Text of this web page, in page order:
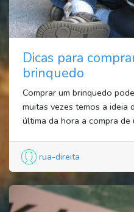
Dicas para
brinquedo
Comprar um brinquedo
muitas vezes temos a ideia
última da hora a compra de
rua-direita